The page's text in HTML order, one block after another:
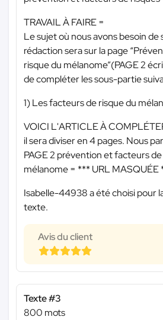
TRAVAIL À FAIRE =
Le sujet où nous avons besoin de
rédaction sera sur la page
risque du mélanome”(PAGE 2
de compléter les sous-partie
1) Les facteurs de risque du
VOICI L'ARTICLE À
il sera diviser en 4 pages. Nous
PAGE 2 prévention et facteurs
mélanome = *** URL MASQUÉE
Isabelle-44938 a été choisi pour
texte.
Avis du client
Texte #3
800 mots